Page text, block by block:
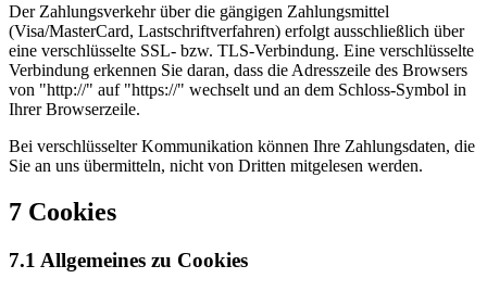
Der Zahlungsverkehr über die gängigen Zahlungsmittel
(Visa/MasterCard, Lastschriftverfahren) erfolgt ausschließlich über
eine verschlüsselte SSL- bzw. TLS-Verbindung. Eine verschlüsselte
Verbindung erkennen Sie daran, dass die Adresszeile des Browsers
von "http://" auf "https://" wechselt und an dem Schloss-Symbol in
Ihrer Browserzeile.
Bei verschlüsselter Kommunikation können Ihre Zahlungsdaten, die
Sie an uns übermitteln, nicht von Dritten mitgelesen werden.
7 Cookies
7.1 Allgemeines zu Cookies